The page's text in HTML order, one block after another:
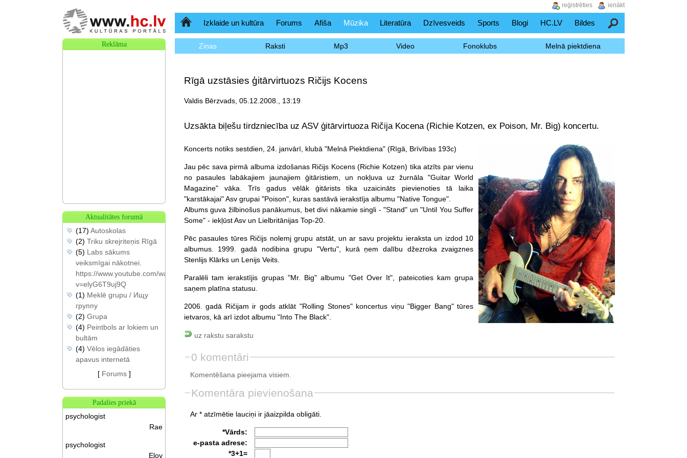
SākumlapaIzklaide un kultūra Forums Afiša Mūzika Literatūra Dzīvesveids Sports Blogi HC.LV Bildes Meklēšana
Ziņas Raksti Mp3 Video Fonoklubs Melnā piektdiena
Rīgā uzstāsies ģitārvirtuozs Ričijs Kocens
Valdis Bērzvads, 05.12.2008., 13:19
Uzsākta biļešu tirdzniecība uz ASV ģitārvirtuoza Ričija Kocena (Richie Kotzen, ex Poison, Mr. Big) koncertu.
Koncerts notiks sestdien, 24. janvārī, klubā "Melnā Piektdiena" (Rīgā, Brīvības 193c)
Jau pēc sava pirmā albuma izdošanas Ričijs Kocens (Richie Kotzen) tika atzīts par vienu
no pasaules labākajiem jaunajiem ģitāristiem, un nokļuva uz žurnāla "Guitar World
Magazine" vāka. Trīs gadus vēlāk ģitārists tika uzaicināts pievienoties tā laika
"karstākajai" Asv grupai "Poison", kuras sastāvā ierakstīja albumu "Native Tongue".
Albums guva žilbinošus panākumus, bet divi nākamie singli - "Stand" un "Until You Suffer
Some" - iekļūst Asv un Lielbritānijas Top-20.
Pēc pasaules tūres Ričijs nolemj grupu atstāt, un ar savu projektu ieraksta un izdod 10
albumus. 1999. gadā nodibina grupu "Vertu", kurā ņem dalību džezroka zvaigznes
Stenlijs Klārks un Lenijs Veits.
Paralēli tam ierakstījis grupas "Mr. Big" albumu "Get Over It", pateicoties kam grupa
saņem platīna statusu.
2006. gadā Ričijam ir gods atklāt "Rolling Stones" koncertus viņu "Bigger Bang" tūres
ietvaros, kā arī izdot albumu "Into The Black".
uz rakstu sarakstu
0 komentāri
Komentēšana pieejama visiem.
Komentāra pievienošana
Ar * atzīmētie lauciņi ir jāaizpilda obligāti.
*Vārds:
e-pasta adrese:
*3+1=
Reklāma
Aktualitātes forumā
(17) Autoskolas
(2) Triku skrejriteņis Rīgā
(5) Labs sākums
veiksmīgai nākotnei.
https://www.youtube.com/watch?
v=elyG6T9uj9Q
(1) Meklē grupu / Ищу
группу
(2) Grupa
(4) Peintbols ar lokiem un
bultām
(4) Vēlos iegādāties
apavus internetā
[ Forums]
Padalies priekā
psychologist
Rae
psychologist
Eloy
ienākt
reģistrēties